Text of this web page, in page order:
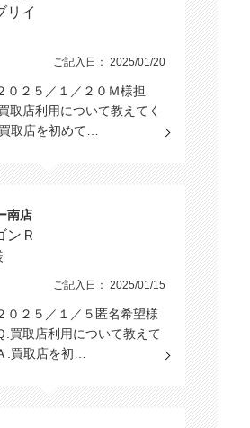
リイ
ご記入日： 2025/01/20
０２５／１／２０Ｍ様担
取店利用について教えてく
取店を初めて…
南店
ンＲ
ご記入日： 2025/01/15
０２５／１／５匿名希望様
.買取店利用について教えて
.買取店を初…